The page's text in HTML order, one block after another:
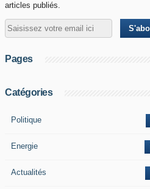
articles publiés.
Pages
Catégories
Politique
Energie
Actualités